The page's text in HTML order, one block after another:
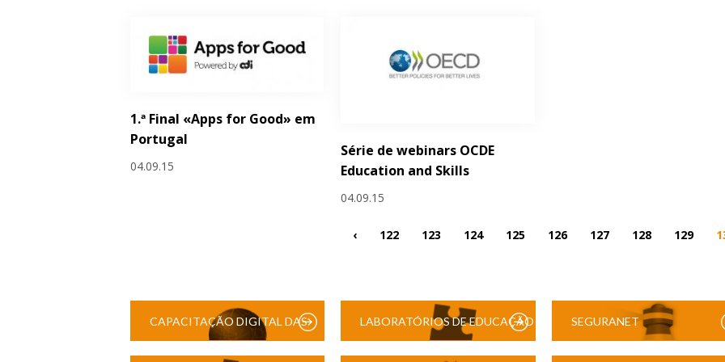
1.ª Final «Apps for Good» em
Portugal
04.09.15
Série de webinars OCDE
Education and Skills
04.09.15
‹ 122 123 124 125 126 127 128 129
CAPACITAÇÃO DIGITAL DAS LABORATÓRIOS DE EDUCAÇÃO SEGURANET